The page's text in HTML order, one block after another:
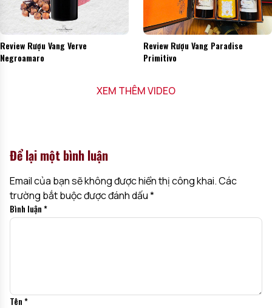
Review Rượu Vang Verve
Negroamaro
Review Rượu Vang Paradise
Primitivo
XEM THÊM VIDEO
Để lại một bình luận
Email của bạn sẽ không được hiển thị công khai.Các
trường bắt buộc được đánh dấu*
Bình luận*
Tên*